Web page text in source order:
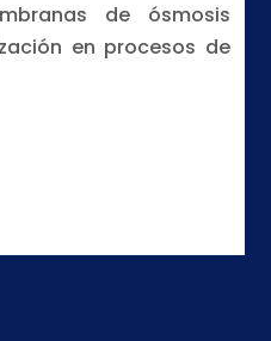
de ósmosis
en procesos de